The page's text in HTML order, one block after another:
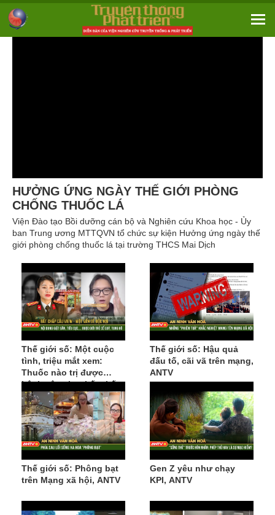
HƯỞNG ỨNG NGÀY THẾ GIỚI PHÒNG
CHỐNG THUỐC LÁ
Viện Đào tạo Bồi dưỡng cán bộ và Nghiên cứu Khoa học - Ủy
ban Trung ương MTTQVN tổ chức sự kiện Hưởng ứng ngày thế
giới phòng chống thuốc lá tại trường THCS Mai Dịch
Thế giới số: Một cuộc
tình, triệu mắt xem:
Thuốc nào trị được
bệnh câu view bất chấp
Thế giới số: Hậu quả
đấu tố, cãi vã trên mạng,
ANTV
Thế giới số: Phông bạt
trên Mạng xã hội, ANTV
Gen Z yêu như chạy
KPI, ANTV